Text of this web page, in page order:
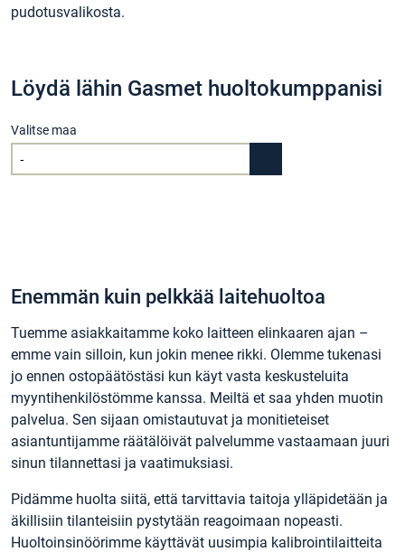
pudotusvalikosta.
Löydä lähin Gasmet huoltokumppanisi
Valitse maa
Enemmän kuin pelkkää laitehuoltoa
Tuemme asiakkaitamme koko laitteen elinkaaren ajan –
emme vain silloin, kun jokin menee rikki. Olemme tukenasi
jo ennen ostopäätöstäsi kun käyt vasta keskusteluita
myyntihenkilöstömme kanssa. Meiltä et saa yhden muotin
palvelua. Sen sijaan omistautuvat ja monitieteiset
asiantuntijamme räätälöivät palvelumme vastaamaan juuri
sinun tilannettasi ja vaatimuksiasi.
Pidämme huolta siitä, että tarvittavia taitoja ylläpidetään ja
äkillisiin tilanteisiin pystytään reagoimaan nopeasti.
Huoltoinsinöörimme käyttävät uusimpia kalibrointilaitteita